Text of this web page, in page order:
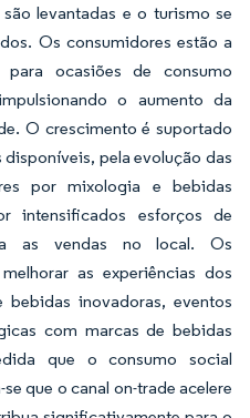
levantadas e o turismo se
Os consumidores estão a
ocasiões de consumo
o aumento da
O crescimento é suportado
pela evolução das
por mixologia e bebidas
intensificados esforços de
as vendas no local. Os
as experiências dos
inovadoras, eventos
com marcas de bebidas
que o consumo social
que o canal on-trade acelere